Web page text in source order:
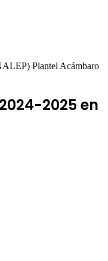
Plantel Acámbaro
2025 en